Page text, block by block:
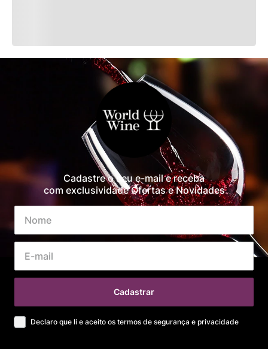
Cadastre o seu e-mail e receba
com exclusividade Ofertas e Novidades
Cadastrar
Declaro que li e aceito os termos de segurança e privacidade